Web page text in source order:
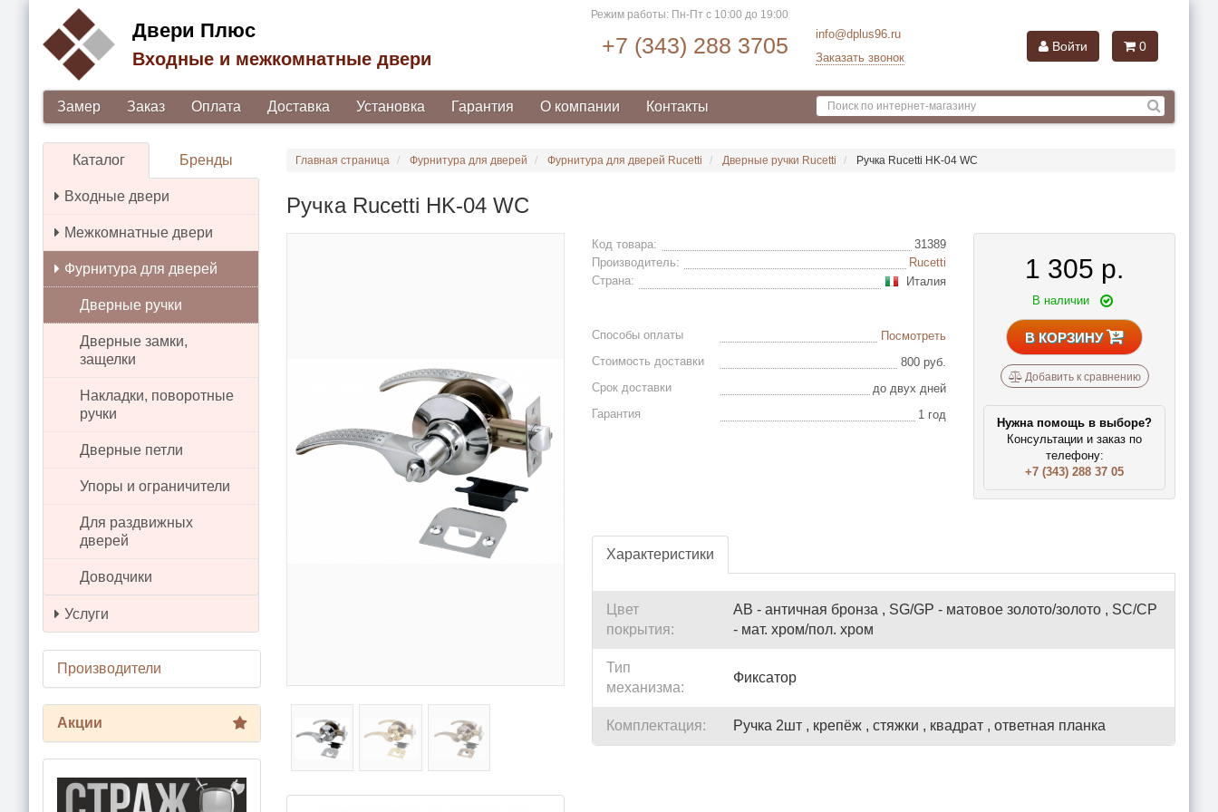
Двери Плюс
Входные и межкомнатные двери
Режим работы: Пн-Пт с 10:00 до 19:00
+7 (343) 288 3705
info@dplus96.ru
Заказать звонок
Войти 0
Замер Заказ Оплата Доставка Установка Гарантия О компании Контакты
Каталог Бренды
Входные двери
Межкомнатные двери
Фурнитура для дверей
Дверные ручки
Дверные замки,
защелки
Накладки, поворотные
ручки
Дверные петли
Упоры и ограничители
Для раздвижных
дверей
Доводчики
Услуги
Производители
Акции
Главная страница Фурнитура для дверей Фурнитура для дверей Rucetti Дверные ручки Rucetti Ручка Rucetti HK-04 WC
Ручка Rucetti HK-04 WC
Код товара:
31389
Производитель:
Rucetti
Страна:
Италия
Способы оплаты
Посмотреть
Стоимость доставки
800 руб.
Срок доставки
до двух дней
Гарантия
1 год
1 305 р.
В наличии
В КОРЗИНУ
Добавить к сравнению
Нужна помощь в выборе?
Консультации и заказ по
телефону:
+7 (343) 288 37 05
Характеристики
Цвет
покрытия:
AB - античная бронза , SG/GP - матовое золото/золото , SC/CP
- мат. хром/пол. хром
Тип
механизма:
Фиксатор
Комплектация: Ручка 2шт , крепёж , стяжки , квадрат , ответная планка